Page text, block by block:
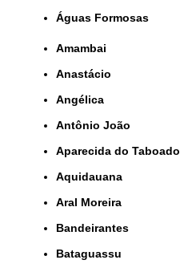
Águas Formosas
Amambai
Anastácio
Angélica
Antônio João
Aparecida do Taboado
Aquidauana
Aral Moreira
Bandeirantes
Bataguassu